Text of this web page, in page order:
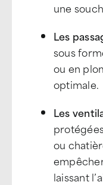
une
Les
sous
ou en
optimale.
Les
ou
laissant